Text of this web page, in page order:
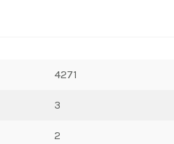
4271
3
2